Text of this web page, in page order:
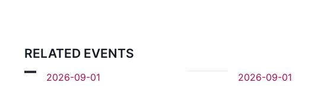
RELATED EVENTS
2026-09-01 2026-09-01